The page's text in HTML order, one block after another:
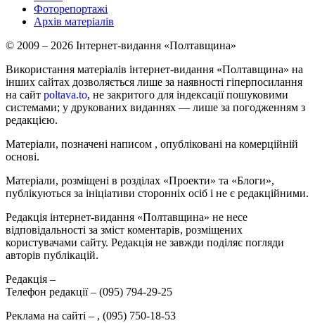
Фоторепортажі
Архів матеріалів
© 2009 – 2026 Інтернет-видання «Полтавщина»
Використання матеріалів інтернет-видання «Полтавщина» на
інших сайтах дозволяється лише за наявності гіперпосилання
на сайт poltava.to, не закритого для індексації пошуковими
системами; у друкованих виданнях — лише за погодженням з
редакцією.
Матеріали, позначені написом , опубліковані на комерційній
основі.
Матеріали, розміщені в розділах «Проекти» та «Блоги»,
публікуються за ініціативи сторонніх осіб і не є редакційними.
Редакція інтернет-видання «Полтавщина» не несе
відповідальності за зміст коментарів, розміщених
користувачами сайту. Редакція не завжди поділяє погляди
авторів публікацій.
Редакція –
Телефон редакції – (095) 794-29-25
Реклама на сайті – , (095) 750-18-53